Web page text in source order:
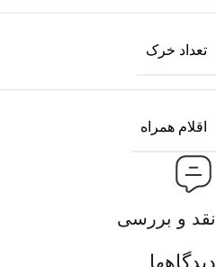
تعداد خرک
اقلام همراه
نقد و بررسی
دیدگاهها